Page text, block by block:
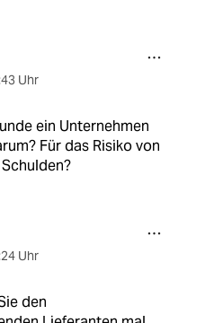
Uhr
ein Unternehmen
Für das Risiko von
Uhr
den